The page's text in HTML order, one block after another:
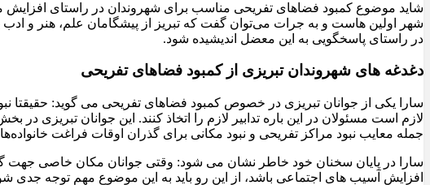
شاید موضوع کمبود فضاهای تفریحی مناسب برای شهروندان در راستای افزایش
شهر اولین هاست و به جرات می‌توان گفت که تبریز از پیشگامان علم، هنر و ادب
در راستای پاسخگویی به این معضل اندیشیده شود.
دغدغه های شهروندان تبریزی از کمبود فضاهای تفریحی
سارا یکی از جوانان تبریزی در خصوص کمبود فضاهای تفریحی می گوید: حقیقتا
لازم است مسئولان در این باره تدابیر لازم را اتخاذ کنند. این جوانان
جمله معایب نبود مراکز تفریحی و نبود مکانی برای گذران اوقات فراغت
سارا در پایان سخنان خود خاطر نشان می شود: وقتی جوانان مکان خاصی جهت
افزایش آسیب های اجتماعی باشد، از این رو باید به این موضوع مهم توجه جدی